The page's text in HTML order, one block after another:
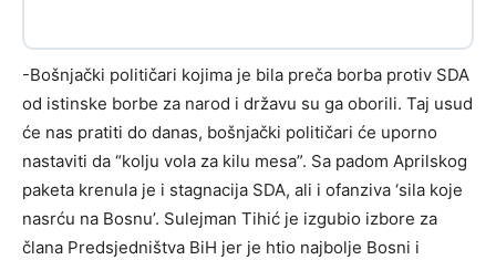
-Bošnjački političari kojima je bila preča borba protiv SDA
od istinske borbe za narod i državu su ga oborili. Taj usud
će nas pratiti do danas, bošnjački političari će uporno
nastaviti da “kolju vola za kilu mesa”. Sa padom Aprilskog
paketa krenula je i stagnacija SDA, ali i ofanziva ‘sila koje
nasrću na Bosnu’. Sulejman Tihić je izgubio izbore za
člana Predsjedništva BiH jer je htio najbolje Bosni i